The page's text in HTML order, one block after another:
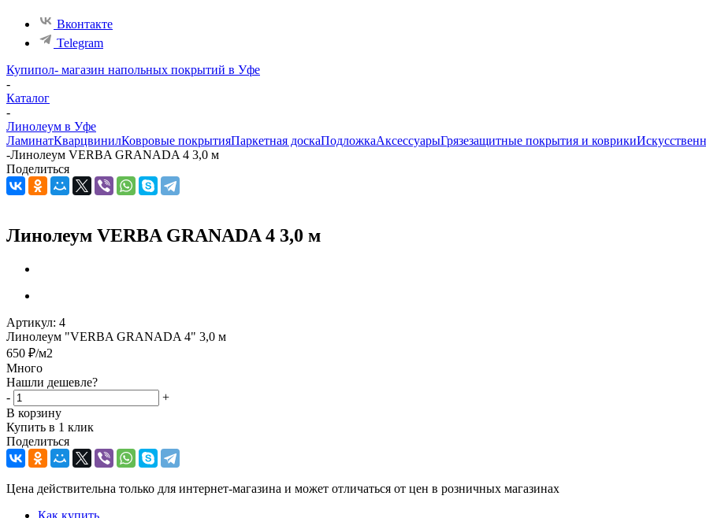
Вконтакте
Telegram
Купипол- магазин напольных покрытий в Уфе
-
Каталог
-
Линолеум в Уфе
ЛаминатКварцвинилКовровые покрытияПаркетная доскаПодложкаАксессуарыГрязезащитные покрытия и коврики
-Линолеум VERBA GRANADA 4 3,0 м
Поделиться
Линолеум VERBA GRANADA 4 3,0 м
Артикул: 4
Линолеум "VERBA GRANADA 4" 3,0 м
650 ₽/м2
Много
Нашли дешевле?
-
+
В корзину
Купить в 1 клик
Поделиться
Цена действительна только для интернет-магазина и может отличаться от цен в розничных магазинах
Как купить